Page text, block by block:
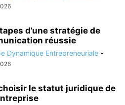
d’une stratégie de
réussie
Dynamique Entrepreneuriale -
le statut juridique de